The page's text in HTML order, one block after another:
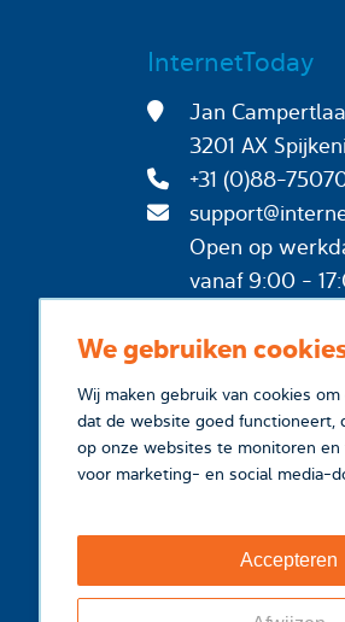
We gebruiken
Wij maken gebruik van cookies
dat de website goed functioneert,
op onze websites te monitoren
voor marketing- en social media-
Accepteren
InternetToday
Jan
3201 AX
+31 (0)88-
Open op